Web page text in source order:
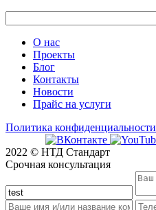
О нас
Проекты
Блог
Контакты
Новости
Прайс на услуги
Политика конфиденциальности
2022 © НТД Стандарт
Срочная консультация